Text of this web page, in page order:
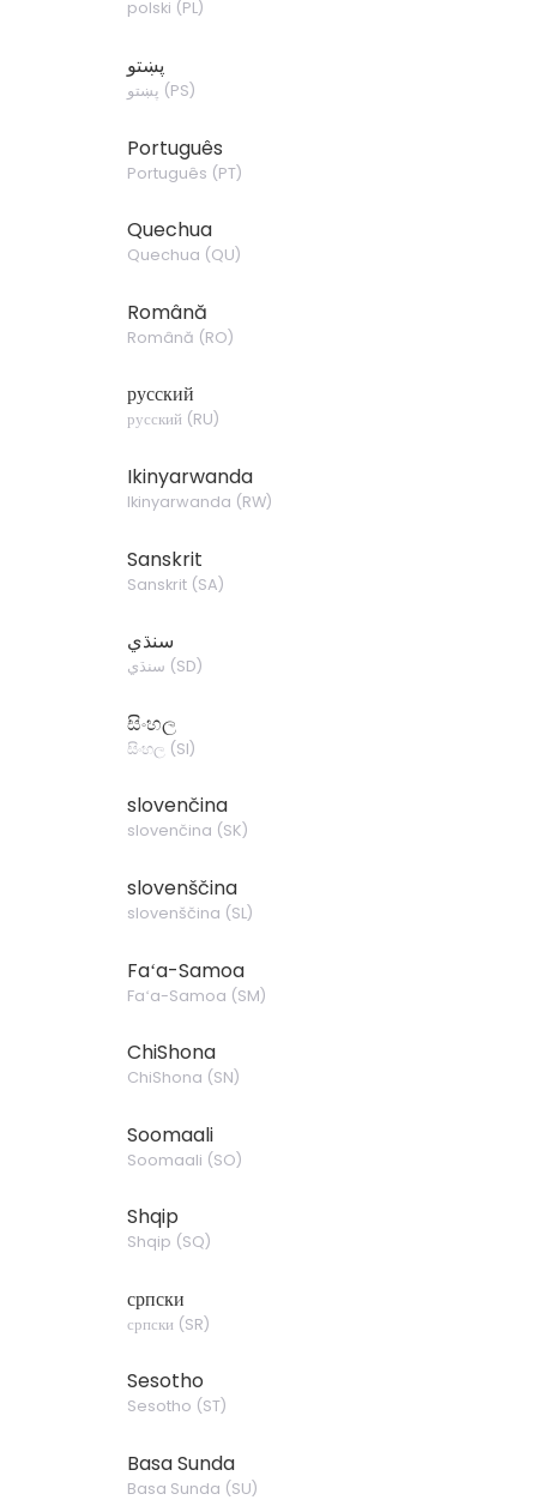
polski (PL)
پښتو
پښتو (PS)
Português
Português (PT)
Quechua
Quechua (QU)
Română
Română (RO)
русский
русский (RU)
Ikinyarwanda
Ikinyarwanda (RW)
Sanskrit
Sanskrit(SA)
سنڌي
سنڌي (SD)
සිංහල
සිංහල (SI)
slovenčina
slovenčina (SK)
slovenščina
slovenščina (SL)
Faʻa-Samoa
Faʻa-Samoa (SM)
ChiShona
ChiShona (SN)
Soomaali
Soomaali (SO)
Shqip
Shqip (SQ)
српски
српски (SR)
Sesotho
Sesotho (ST)
Basa Sunda
Basa Sunda (SU)